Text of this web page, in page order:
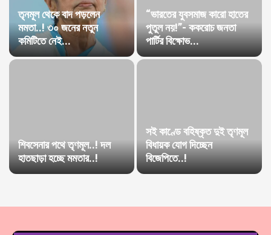
তৃনমূল থেকে বাদ পড়লেন
মমতা..! ৩০ জনের নতুন
কমিটিতে নেই...
“ভারতের যুবসমাজ কারো হাতের
পুতুল নয়!”- ককরোচ জনতা
পার্টির বিক্ষোভ...
শিবসেনার পথে তৃণমূল..! দল
হাতছাড়া হচ্ছে মমতার..!
সই কাণ্ডে বহিষ্কৃত দুই তৃণমূল
বিধায়ক যোগ দিচ্ছেন
বিজেপিতে..!